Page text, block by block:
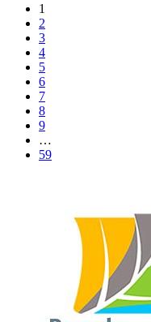
1
2
3
4
5
6
7
8
9
…
59